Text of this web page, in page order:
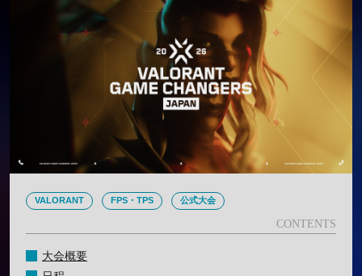
VALORANT FPS・TPS 公式大会
大会概要